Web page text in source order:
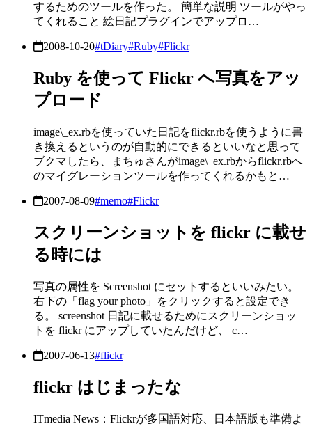
するためのツールを作った。 簡単な説明 ツールがやっ
てくれること 絵日記プラグインでアップロ…
2008-10-20#tDiary#Ruby#Flickr
Ruby を使って Flickr へ写真をアッ
プロード
image\_ex.rbを使っていた日記をflickr.rbを使うように書
き換えるというのが自動的にできるといいなと思って
ブクマしたら、まちゅさんがimage\_ex.rbからflickr.rbへ
のマイグレーションツールを作ってくれるかもと…
2007-08-09#memo#Flickr
スクリーンショットを flickr に載せ
る時には
写真の属性を Screenshot にセットするといいみたい。
右下の「flag your photo」をクリックすると設定でき
る。 screenshot 日記に載せるためにスクリーンショッ
トを flickr にアップしていたんだけど、 c…
2007-06-13#flickr
flickr はじまったな
ITmedia News：Flickrが多国語対応、日本語版も準備よ